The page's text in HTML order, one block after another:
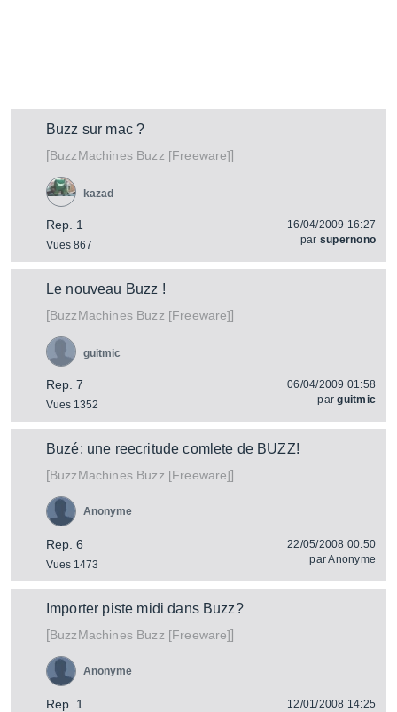
Buzz sur mac ?
[BuzzMachinesBuzz [Freeware]]
Rep. 1
Vues 867
kazad
16/04/2009 16:27
par supernono
Le nouveau Buzz !
[BuzzMachinesBuzz [Freeware]]
Rep. 7
Vues 1352
guitmic
06/04/2009 01:58
parguitmic
Buzé: une reecritude comlete de BUZZ!
[BuzzMachinesBuzz [Freeware]]
Rep. 6
Vues 1473
Anonyme
22/05/2008 00:50
parAnonyme
Importer piste midi dans Buzz?
[BuzzMachinesBuzz [Freeware]]
Rep. 1
Anonyme
12/01/2008 14:25